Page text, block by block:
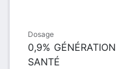
Dosage
0,9% GÉNÉRATION
SANTÉ